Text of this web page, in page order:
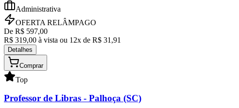
Administrativa
OFERTA RELÂMPAGO
De R$ 597,00
R$ 319,00 à vista ou 12x de R$ 31,91
Detalhes
Comprar
Top
Professor de Libras - Palhoça (SC)